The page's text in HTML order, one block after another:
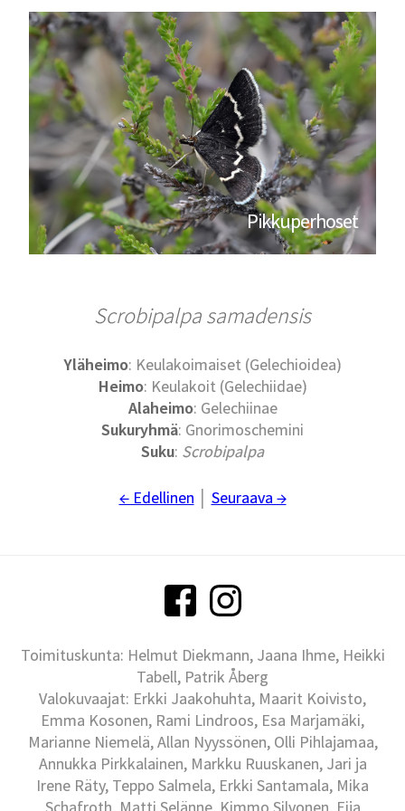
Pikkuperhoset
Scrobipalpa samadensis
Yläheimo: Keulakoimaiset (Gelechioidea)
Heimo: Keulakoit (Gelechiidae)
Alaheimo: Gelechiinae
Sukuryhmä: Gnorimoschemini
Suku: Scrobipalpa
← Edellinen Seuraava →
Toimituskunta: Helmut Diekmann, Jaana Ihme, Heikki
Tabell, Patrik Åberg
Valokuvaajat: Erkki Jaakohuhta, Maarit Koivisto,
Emma Kosonen, Rami Lindroos, Esa Marjamäki,
Marianne Niemelä, Allan Nyyssönen, Olli Pihlajamaa,
Annukka Pirkkalainen, Markku Ruuskanen, Jari ja
Irene Räty, Teppo Salmela, Erkki Santamala, Mika